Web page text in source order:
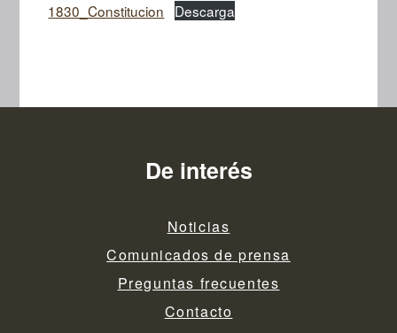
1830_Constitucion Descarga
De interés
Noticias
Comunicados de prensa
Preguntas frecuentes
Contacto